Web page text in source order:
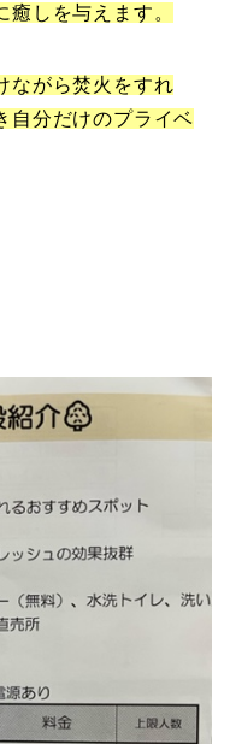
しを与えます。
ながら焚火をすれ
自分だけのプライベ